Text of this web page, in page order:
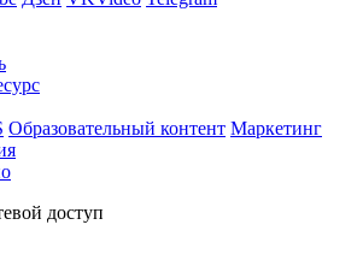
Образовательный контент Маркетинг
доступ